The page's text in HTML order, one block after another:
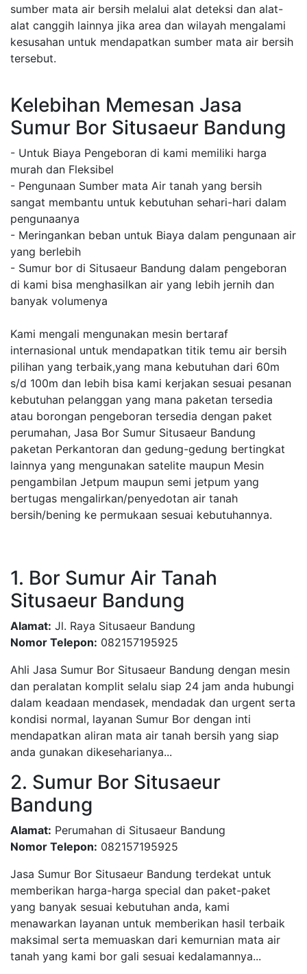
sumber mata air bersih melalui alat deteksi dan alat-
alat canggih lainnya jika area dan wilayah mengalami
kesusahan untuk mendapatkan sumber mata air bersih
tersebut.
Kelebihan Memesan Jasa
Sumur Bor Situsaeur Bandung
- Untuk Biaya Pengeboran di kami memiliki harga
murah dan Fleksibel
- Pengunaan Sumber mata Air tanah yang bersih
sangat membantu untuk kebutuhan sehari-hari dalam
pengunaanya
- Meringankan beban untuk Biaya dalam pengunaan air
yang berlebih
- Sumur bor di Situsaeur Bandung dalam pengeboran
di kami bisa menghasilkan air yang lebih jernih dan
banyak volumenya
Kami mengali mengunakan mesin bertaraf
internasional untuk mendapatkan titik temu air bersih
pilihan yang terbaik,yang mana kebutuhan dari 60m
s/d 100m dan lebih bisa kami kerjakan sesuai pesanan
kebutuhan pelanggan yang mana paketan tersedia
atau borongan pengeboran tersedia dengan paket
perumahan, Jasa Bor Sumur Situsaeur Bandung
paketan Perkantoran dan gedung-gedung bertingkat
lainnya yang mengunakan satelite maupun Mesin
pengambilan Jetpum maupun semi jetpum yang
bertugas mengalirkan/penyedotan air tanah
bersih/bening ke permukaan sesuai kebutuhannya.
1. Bor Sumur Air Tanah
Situsaeur Bandung
Alamat: Jl. Raya Situsaeur Bandung
Nomor Telepon: 082157195925
Ahli Jasa Sumur Bor Situsaeur Bandung dengan mesin
dan peralatan komplit selalu siap 24 jam anda hubungi
dalam keadaan mendasek, mendadak dan urgent serta
kondisi normal, layanan Sumur Bor dengan inti
mendapatkan aliran mata air tanah bersih yang siap
anda gunakan dikeseharianya...
2. Sumur Bor Situsaeur
Bandung
Alamat: Perumahan di Situsaeur Bandung
Nomor Telepon: 082157195925
Jasa Sumur Bor Situsaeur Bandung terdekat untuk
memberikan harga-harga special dan paket-paket
yang banyak sesuai kebutuhan anda, kami
menawarkan layanan untuk memberikan hasil terbaik
maksimal serta memuaskan dari kemurnian mata air
tanah yang kami bor gali sesuai kedalamannya...